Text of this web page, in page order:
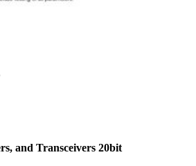
and Transceivers 20bit